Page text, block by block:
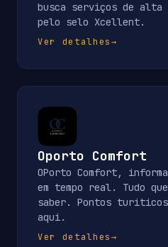
busca serviços de alta
pelo selo Xcellent.
Ver detalhes→
Oporto Comfort
OPorto Comfort,
em tempo real. Tudo
saber. Pontos turiticos
aqui.
Ver detalhes→